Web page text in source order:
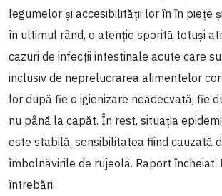
legumelor și accesibilității lor în în piețe
în ultimul rând, o atenție sporită totuși
cazuri de infecții intestinale acute care
inclusiv de neprelucrarea alimentelor
lor după fie o igienizare neadecvată, fie
nu până la capăt. În rest, situația
este stabilă, sensibilitatea fiind cauzată
îmbolnăvirile de rujeolă. Raport încheiat.
întrebări.